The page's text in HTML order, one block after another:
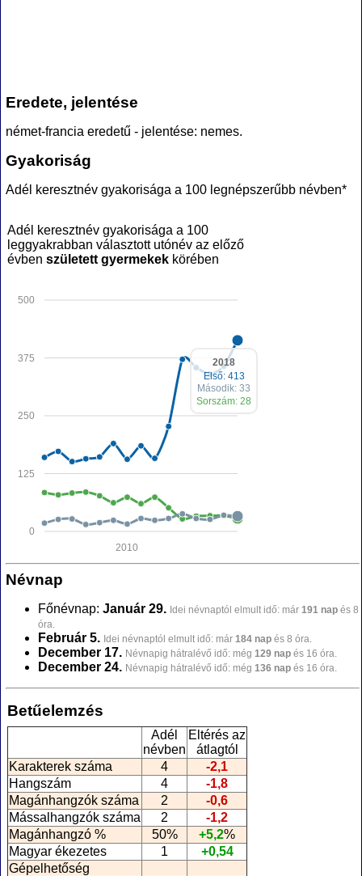
Eredete, jelentése
német-francia eredetű - jelentése: nemes.
Gyakoriság
Adél keresztnév gyakorisága a 100 legnépszerűbb névben*
Adél keresztnév gyakorisága a 100
leggyakrabban választott utónév az előző
évben született gyermekek körében
0
125
250
375
500
2010
2018
Első: 413
Második: 33
Sorszám: 28
Névnap
Főnévnap: Január 29. Idei névnaptól elmult idő: már 191 nap és 8
óra.
Február 5. Idei névnaptól elmult idő: már 184 nap és 8 óra.
December 17. Névnapig hátralévő idő: még 129 nap és 16 óra.
December 24. Névnapig hátralévő idő: még 136 nap és 16 óra.
Betűelemzés
Adél
névben
Eltérés az
átlagtól
Karakterek száma
4
-2,1
Hangszám
4
-1,8
Magánhangzók száma
2
-0,6
Mássalhangzók száma
2
-1,2
Magánhangzó %
50% +5,2%
Magyar ékezetes
1
+0,54
Gépelhetőség